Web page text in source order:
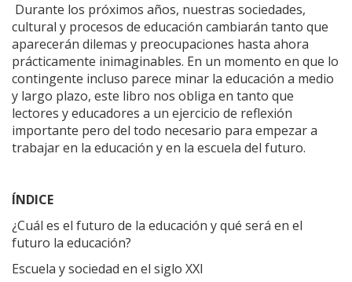
Durante los próximos años, nuestras sociedades,
cultural y procesos de educación cambiarán tanto que
aparecerán dilemas y preocupaciones hasta ahora
prácticamente inimaginables. En un momento en que lo
contingente incluso parece minar la educación a medio
y largo plazo, este libro nos obliga en tanto que
lectores y educadores a un ejercicio de reflexión
importante pero del todo necesario para empezar a
trabajar en la educación y en la escuela del futuro.
ÍNDICE
¿Cuál es el futuro de la educación y qué será en el
futuro la educación?
Escuela y sociedad en el siglo XXI